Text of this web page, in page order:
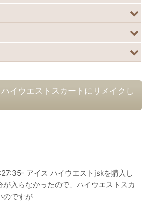
イウエストスカートにリメイクし
アイス ハイウエストjskを購入し
が入らなかったので、ハイウエストスカ
のですが